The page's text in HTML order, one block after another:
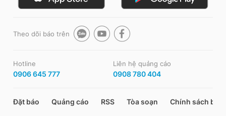
Theo dõi báo trên
Hotline
0906 645 777
Liên hệ quảng cáo
0908 780 404
Đặt báo Quảng cáo RSS Tòa soạn Chính sách bảo